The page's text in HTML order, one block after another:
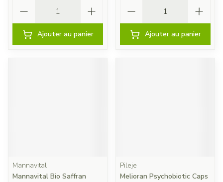
Ajouter au panier Ajouter au panier
Mannavital
Mannavital Bio Saffran
Pileje
Melioran Psychobiotic Caps